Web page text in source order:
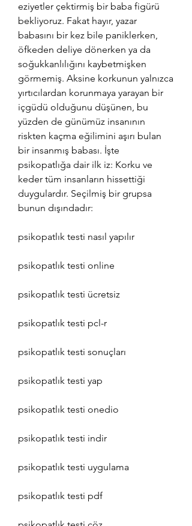
eziyetler çektirmiş bir baba figürü
bekliyoruz. Fakat hayır, yazar
babasını bir kez bile paniklerken,
öfkeden deliye dönerken ya da
soğukkanlılığını kaybetmişken
görmemiş. Aksine korkunun yalnızca
yırtıcılardan korunmaya yarayan bir
içgüdü olduğunu düşünen, bu
yüzden de günümüz insanının
riskten kaçma eğilimini aşırı bulan
bir insanmış babası. İşte
psikopatlığa dair ilk iz: Korku ve
keder tüm insanların hissettiği
duygulardır. Seçilmiş bir grupsa
bunun dışındadır:
psikopatlık testi nasıl yapılır
psikopatlık testi online
psikopatlık testi ücretsiz
psikopatlık testi pcl-r
psikopatlık testi sonuçları
psikopatlık testi yap
psikopatlık testi onedio
psikopatlık testi indir
psikopatlık testi uygulama
psikopatlık testi pdf